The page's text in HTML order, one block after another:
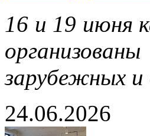
16 и 19 июня
зарубежных
24.06.2026